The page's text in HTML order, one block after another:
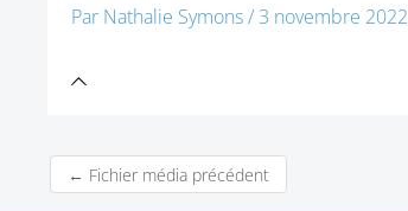
Par Nathalie Symons/ 3 novembre 2022
← Fichier média précédent